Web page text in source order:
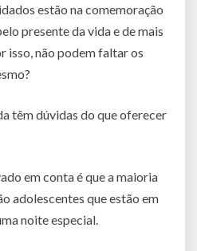
estão na comemoração
presente da vida e de mais
isso, não podem faltar os
têm dúvidas do que oferecer
em conta é que a maioria
adolescentes que estão em
noite especial.